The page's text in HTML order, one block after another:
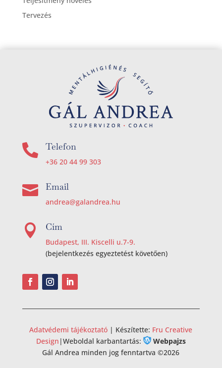
Tervezés
 Telefon
+36 20 44 99 303
 Email
andrea@galandrea.hu
 Cím
Budapest, III. Kiscelli u.7-9.
(bejelentkezés egyeztetést követően)
Adatvédemi tájékoztató | Készítette: Fru Creative
Design |Weboldal karbantartás:
Webpajzs
Gál Andrea minden jog fenntartva ©2026